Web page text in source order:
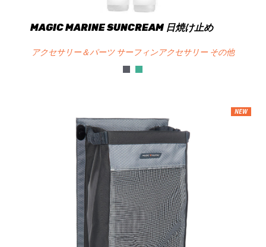
MAGIC MARINE SUNCREAM 日焼け止め
アクセサリー＆パーツ サーフィンアクセサリー その他
NEW